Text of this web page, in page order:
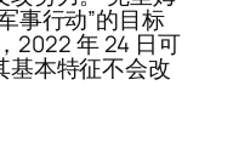
事行动”的目标
2022 年 24 日可
基本特征不会改